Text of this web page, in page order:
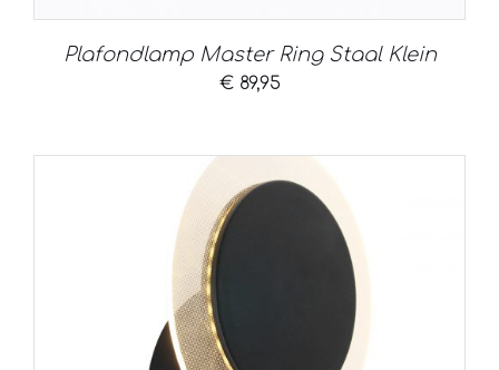
Plafondlamp Master Ring Staal Klein
€89,95